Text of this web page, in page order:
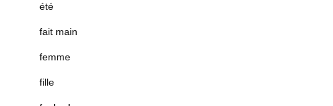
été
fait main
femme
fille